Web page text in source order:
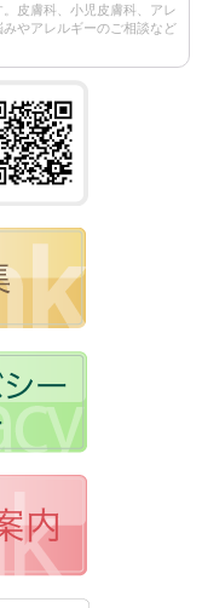
皮膚科、小児皮膚科、アレ
やアレルギーのご相談など